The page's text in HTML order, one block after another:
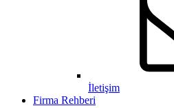
İletişim
Firma Rehberi